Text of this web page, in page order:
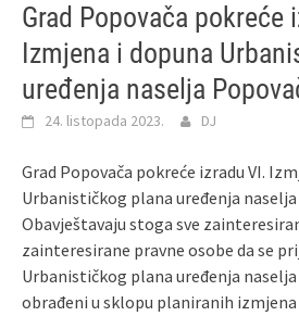
Grad Popovača pokreće
Izmjena i dopuna
uređenja naselja
24. listopada 2023. DJ
Grad Popovača pokreće izradu VI.
Urbanističkog plana uređenja naselja
Obavještavaju stoga sve
zainteresirane pravne osobe da se
Urbanističkog plana uređenja
obrađeni u sklopu planiranih